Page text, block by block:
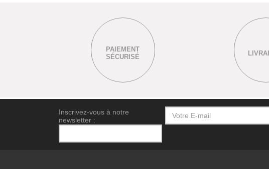
PAIEMENT
SÉCURISÉ
Inscrivez-vous à notre
newsletter :